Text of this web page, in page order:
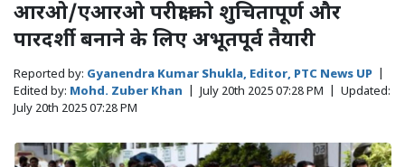
आरओ/एआरओ परीक्षा को शुचितापूर्ण और
पारदर्शी बनाने के लिए अभूतपूर्व तैयारी
Reported by: Gyanendra Kumar Shukla, Editor, PTC News UP
Edited by: Mohd. Zuber Khan July 20th 2025 07:28 PM
Updated:
July 20th 2025 07:28 PM